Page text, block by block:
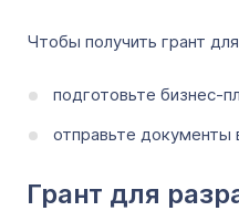
Чтобы получить грант
подготовьте бизнес-
отправьте документы
Грант для